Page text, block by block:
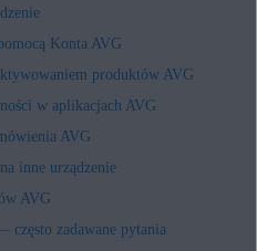
Konta AVG
produktów AVG
w aplikacjach AVG
AVG
inne urządzenie
AVG
zadawane pytania